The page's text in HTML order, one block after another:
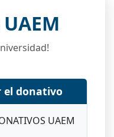
el donativo
UAEM